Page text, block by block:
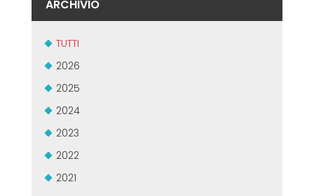
ARCHIVIO
TUTTI
2026
2025
2024
2023
2022
2021